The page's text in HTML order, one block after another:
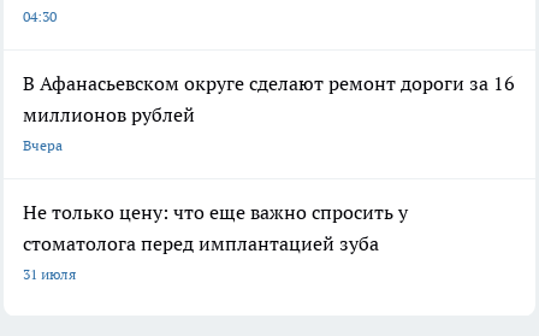
04:30
В Афанасьевском округе сделают ремонт дороги за 16
миллионов рублей
Вчера
Не только цену: что еще важно спросить у
стоматолога перед имплантацией зуба
31 июля